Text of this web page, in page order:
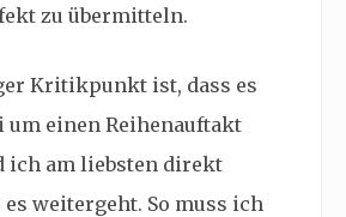
zu übermitteln.
Kritikpunkt ist, dass es
um einen Reihenauftakt
ich am liebsten direkt
weitergeht. So muss ich